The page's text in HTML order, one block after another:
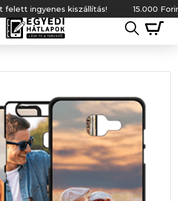
ingyenes kiszállítás! 15.000 Forint